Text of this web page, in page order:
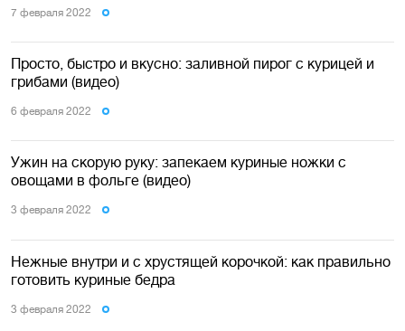
7 февраля 2022
Просто, быстро и вкусно: заливной пирог с курицей и
грибами (видео)
6 февраля 2022
Ужин на скорую руку: запекаем куриные ножки с
овощами в фольге (видео)
3 февраля 2022
Нежные внутри и с хрустящей корочкой: как правильно
готовить куриные бедра
3 февраля 2022